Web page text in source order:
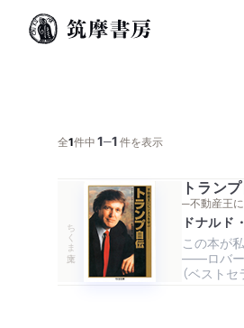
全1件中1─1件を表示
ちくま文庫
トラン
─不動産王
ドナルド
この本が
――ロバー
（ベスト